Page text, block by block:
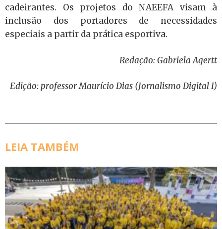
cadeirantes. Os projetos do NAEEFA visam à
inclusão dos portadores de necessidades
especiais a partir da prática esportiva.
Redação: Gabriela Agertt
Edição: professor Maurício Dias (Jornalismo Digital I)
LEIA TAMBÉM